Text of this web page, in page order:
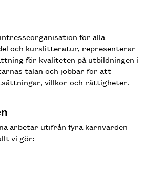
för alla
och kurslitteratur, representerar
för kvaliteten på utbildningen i
talan och jobbar för att
villkor och rättigheter.
arbetar utifrån fyra kärnvärden
vi gör: